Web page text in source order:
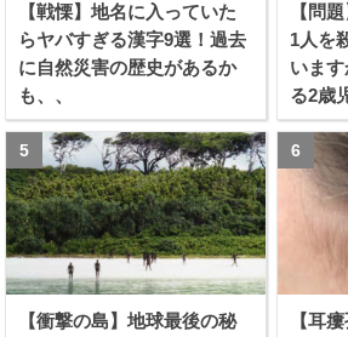
【戦慄】地名に入っていた
らヤバすぎる漢字9選！過去
に自然災害の歴史があるか
も、、
【問
1人を
いま
る2歳
る！！
【衝撃の島】地球最後の秘
【耳